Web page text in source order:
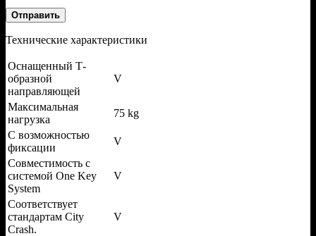
Отправить
Технические характеристики
Оснащенный Т-
образной
направляющей
V
Максимальная
нагрузка
75 kg
С возможностью
фиксации
V
Совместимость с
системой One Key
System
V
Соответствует
стандартам City
Crash.
V